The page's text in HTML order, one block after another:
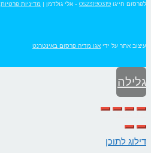
לפרסום חייגו 0523190319 - אלי גולדמן | מדיניות פרטיות
עיצוב אתר על ידי אגו מדיה פרסום באינטרנט
גלילה
לראש
העמוד
דילוג לתוכן